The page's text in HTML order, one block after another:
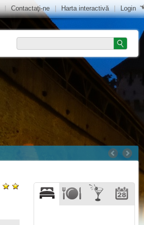
Login
| Contactaţi-ne | Harta interactivă |